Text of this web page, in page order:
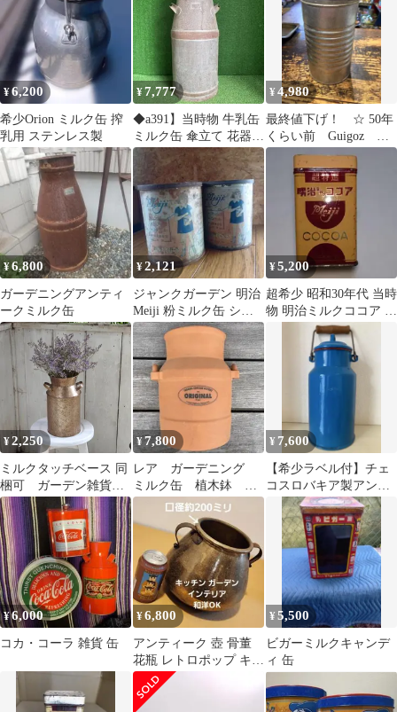
¥6,200
希少Orion ミルク缶 搾
乳用 ステンレス製
¥7,777
◆a391】当時物 牛乳缶
ミルク缶 傘立て 花器
集乳缶 両手缶 高さ約64
㌢
¥4,980
最終値下げ！ ☆ 50年
くらい前 Guigoz フ
ランス製 アルミ ミ
ルク缶
¥6,800
ガーデニングアンティ
ークミルク缶
¥2,121
ジャンクガーデン 明治
Meiji 粉ミルク缶 シャ
ビー 昭和レトロ 錆 サ
ビ
¥5,200
超希少 昭和30年代 当時
物 明治ミルクココア ア
ンティーク缶 超特選 ブ
¥2,250
ミルクタッチベース 同
梱可 ガーデン雑貨
園芸 シャビー アン
ティーク ガーデン
ガーデニング ナチュ
ラルガーデン ジャン
クガーデン
¥7,800
レア ガーデニング
ミルク缶 植木鉢 壁
掛け 陶器 テラコッ
タ オレンジ
¥ 7,600
【希少ラベル付】チェ
コスロバキア製アンテ
ィーク ホーローミルク
缶 ブルー 蚤の市
¥6,000
コカ・コーラ 雑貨 缶
¥6,800
アンティーク 壺 骨董
花瓶 レトロポップ キッ
チン ミルク缶 ガーデン
ブリキ
¥5,500
ビガーミルクキャンデ
ィ 缶